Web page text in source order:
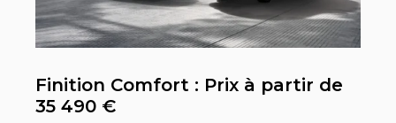
Finition Comfort : Prix à partir de
35 490 €